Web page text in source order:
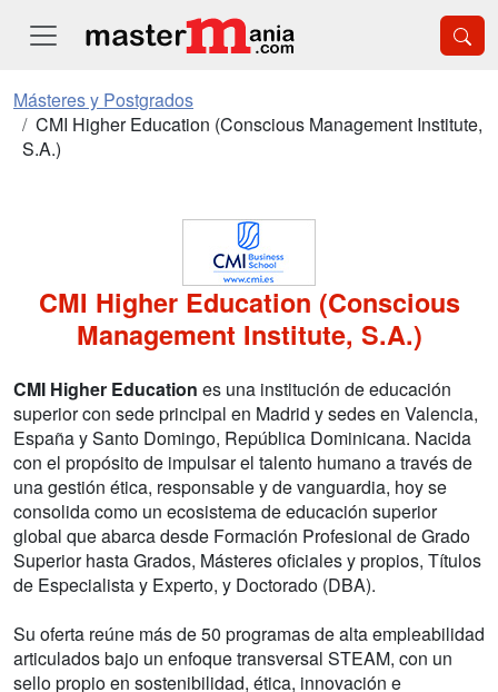
Másteres y Postgrados
CMI Higher Education (Conscious Management Institute,
S.A.)
CMI Higher Education (Conscious
Management Institute, S.A.)
CMI Higher Education es una institución de educación
superior con sede principal en Madrid y sedes en Valencia,
España y Santo Domingo, República Dominicana. Nacida
con el propósito de impulsar el talento humano a través de
una gestión ética, responsable y de vanguardia, hoy se
consolida como un ecosistema de educación superior
global que abarca desde Formación Profesional de Grado
Superior hasta Grados, Másteres oficiales y propios, Títulos
de Especialista y Experto, y Doctorado (DBA).
Su oferta reúne más de 50 programas de alta empleabilidad
articulados bajo un enfoque transversal STEAM, con un
sello propio en sostenibilidad, ética, innovación e